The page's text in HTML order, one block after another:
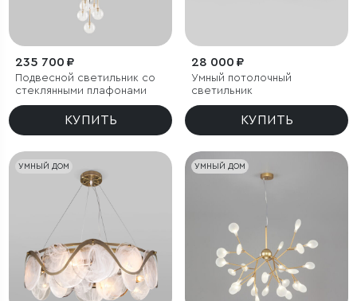
235 700 ₽
Подвесной светильник со
стеклянными плафонами
КУПИТЬ
28 000 ₽
Умный потолочный
светильник
КУПИТЬ
УМНЫЙ ДОМ УМНЫЙ ДОМ